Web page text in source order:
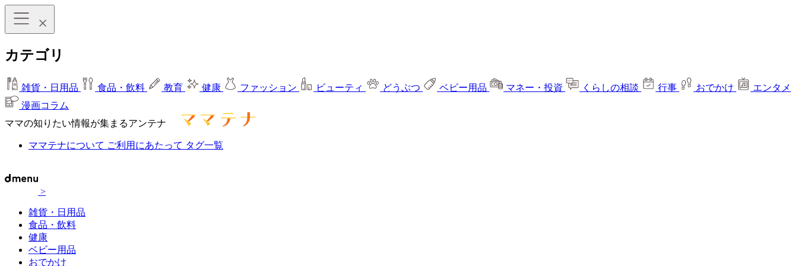
カテゴリ
雑貨・日用品 食品・飲料 教育 健康 ファッション ビューティ どうぶつ ベビー用品 マネー・投資 くらしの相談 行事 おでかけ
エンタメ
漫画コラム
ママの知りたい情報が集まるアンテナ
ママテナについて ご利用にあたって タグ一覧
>
雑貨・日用品
食品・飲料
健康
ベビー用品
おでかけ